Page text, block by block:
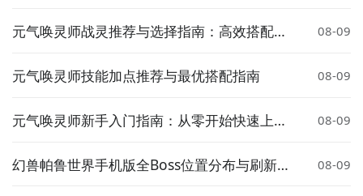
元气唤灵师战灵推荐与选择指南：高效搭配策
08-09
元气唤灵师技能加点推荐与最优搭配指南 08-09
元气唤灵师新手入门指南：从零开始快速上手
08-09
幻兽帕鲁世界手机版全Boss位置分布与刷新点
08-09